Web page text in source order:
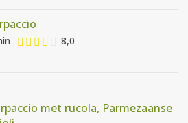
8,0
met rucola, Parmezaanse